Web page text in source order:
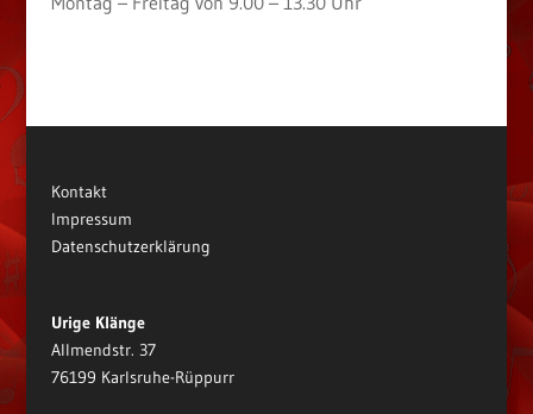
Kontakt
Impressum
Datenschutzerklärung
Urige Klänge
Allmendstr. 37
76199 Karlsruhe-Rüppurr